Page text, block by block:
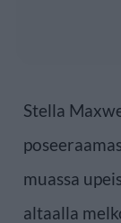
Stella
muassa
altaalla